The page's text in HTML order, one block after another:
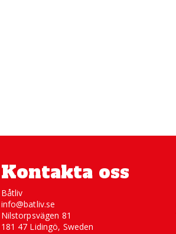
Kontakta oss
Båtliv
info@batliv.se
Nilstorpsvägen 81
181 47 Lidingö, Sweden